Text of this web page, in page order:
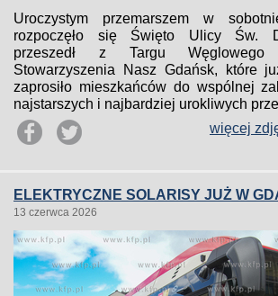
Uroczystym przemarszem w
rozpoczęło się Święto Ulicy Św.
przeszedł z Targu
Stowarzyszenia Nasz Gdańsk, które
zaprosiło mieszkańców do wspólnej
najstarszych i najbardziej urokliwych
więcej
ELEKTRYCZNE SOLARISY JUŻ W
13 czerwca 2026